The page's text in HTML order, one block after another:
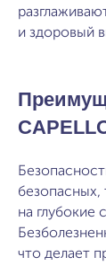
и здоровый
безопасных,
на глубокие
что делает